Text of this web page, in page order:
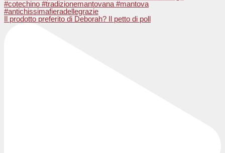
Il prodotto preferito di Deborah? Il petto di poll